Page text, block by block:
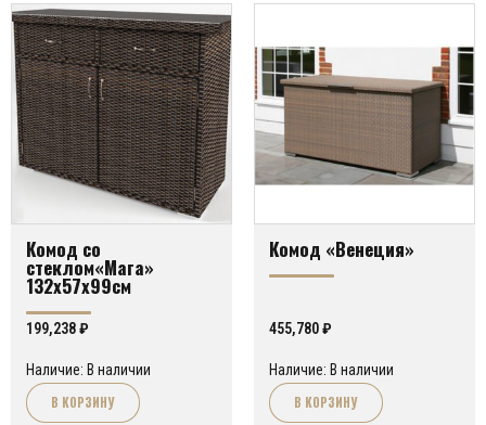
Комод со
стеклом«Мага»
132х57х99см
199,238₽
Наличие: В наличии
В КОРЗИНУ
Комод «Венеция»
455,780₽
Наличие: В наличии
В КОРЗИНУ